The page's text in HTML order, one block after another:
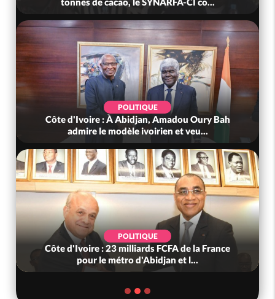
Oury Bah
de la France
et l...
POLITIQUE
Côte d'Ivoire : Violences
(Mé) ayant fait 03 morts,
SOCIÉTÉ
Côte d'Ivoire : « On ne veut pas
nous », crient des